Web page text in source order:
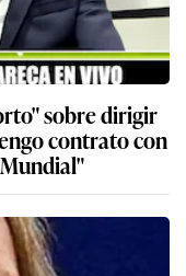
sobre dirigir
contrato con